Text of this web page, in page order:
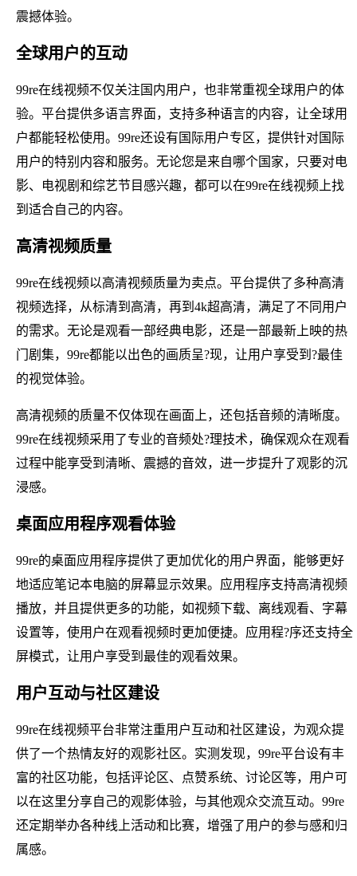
震撼体验。
全球用户的互动
99re在线视频不仅关注国内用户，也非常重视全球用户的体
验。平台提供多语言界面，支持多种语言的内容，让全球用
户都能轻松使用。99re还设有国际用户专区，提供针对国际
用户的特别内容和服务。无论您是来自哪个国家，只要对电
影、电视剧和综艺节目感兴趣，都可以在99re在线视频上找
到适合自己的内容。
高清视频质量
99re在线视频以高清视频质量为卖点。平台提供了多种高清
视频选择，从标清到高清，再到4k超高清，满足了不同用户
的需求。无论是观看一部经典电影，还是一部最新上映的热
门剧集，99re都能以出色的画质呈?现，让用户享受到?最佳
的视觉体验。
高清视频的质量不仅体现在画面上，还包括音频的清晰度。
99re在线视频采用了专业的音频处?理技术，确保观众在观看
过程中能享受到清晰、震撼的音效，进一步提升了观影的沉
浸感。
桌面应用程序观看体验
99re的桌面应用程序提供了更加优化的用户界面，能够更好
地适应笔记本电脑的屏幕显示效果。应用程序支持高清视频
播放，并且提供更多的功能，如视频下载、离线观看、字幕
设置等，使用户在观看视频时更加便捷。应用程?序还支持全
屏模式，让用户享受到最佳的观看效果。
用户互动与社区建设
99re在线视频平台非常注重用户互动和社区建设，为观众提
供了一个热情友好的观影社区。实测发现，99re平台设有丰
富的社区功能，包括评论区、点赞系统、讨论区等，用户可
以在这里分享自己的观影体验，与其他观众交流互动。99re
还定期举办各种线上活动和比赛，增强了用户的参与感和归
属感。